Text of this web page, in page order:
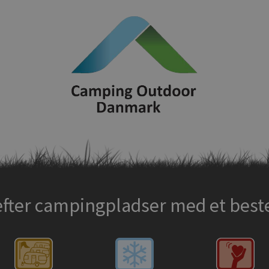
campingpladser med et